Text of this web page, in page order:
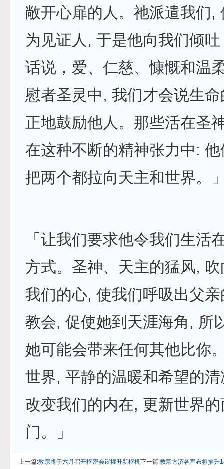
敞开心扉的人。祂派遣我们,
为见证人, 于是他向我们倾
话说，爱、仁慈、慷慨和温
慰者圣灵中, 我们才会说生
正地鼓励他人。那些活在圣
在这种不断的精神张力中:
把两个都拉向天主和世界。
「让我们要求他令我们生活
方式。圣神、天主的猛风,
我们的心, 使我们呼吸出父
教会, 促使她到天涯海角, 所
她可能会带来任何其他比你
世界, 平静的温暖和希望的
改变我们的内在, 更新世界
门。」
上一篇:教宗将于六月召开枢密会议擢升新枢机下一篇:教宗方济各宣布将擢升